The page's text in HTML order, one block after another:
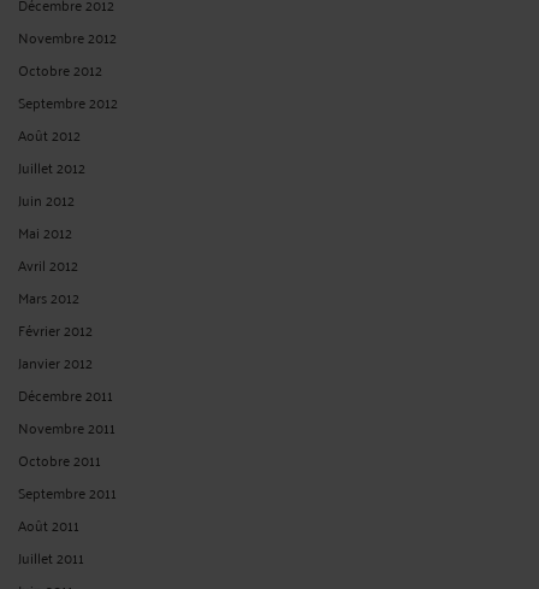
Novembre 2012
Octobre 2012
Septembre 2012
Août 2012
Juillet 2012
Juin 2012
Mai 2012
Avril 2012
Mars 2012
Février 2012
Janvier 2012
Décembre 2011
Novembre 2011
Octobre 2011
Septembre 2011
Août 2011
Juillet 2011